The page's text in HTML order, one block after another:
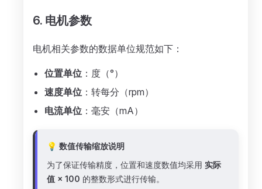
6. 电机参数
电机相关参数的数据单位规范如下：
位置单位 ：度（°）
速度单位 ：转每分（rpm）
电流单位 ：毫安（mA）
💡 数值传输缩放说明
为了保证传输精度，位置和速度数值均采用 实际
值 × 100 的整数形式进行传输。